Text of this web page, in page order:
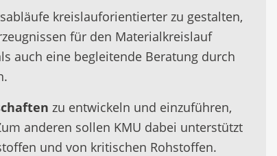
kreislauforientierter zu gestalten,
für den Materialkreislauf
auch eine begleitende Beratung durch
zu entwickeln und einzuführen,
anderen sollen KMU dabei unterstützt
und von kritischen Rohstoffen.